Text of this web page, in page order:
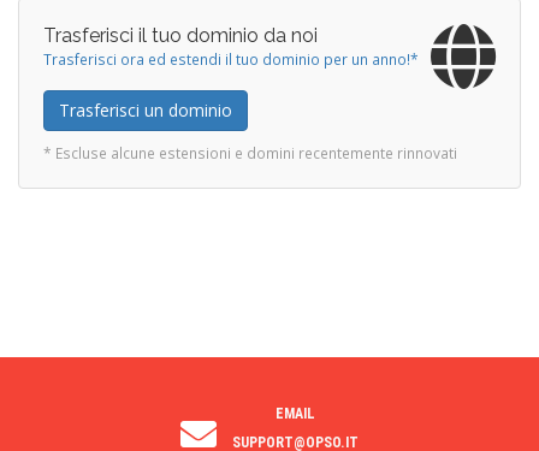
Trasferisci il tuo dominio da noi
Trasferisci ora ed estendi il tuo dominio per un anno!*
Trasferisci un dominio
* Escluse alcune estensioni e domini recentemente rinnovati
EMAIL
SUPPORT@OPSO.IT